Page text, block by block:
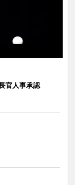
官人事承認